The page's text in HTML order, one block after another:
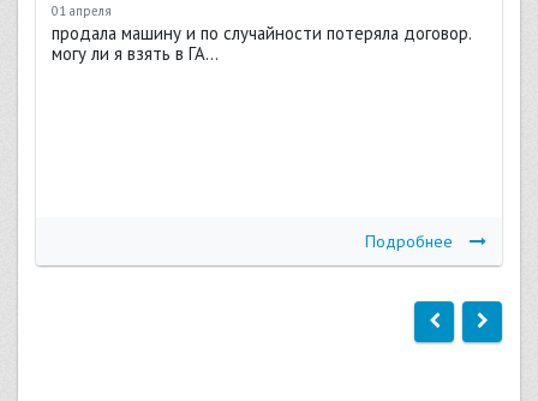
01 апреля
продала машину и по случайности потеряла договор.
могу ли я взять в ГА...
Подробнее